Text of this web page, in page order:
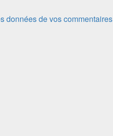
données de vos commentaires